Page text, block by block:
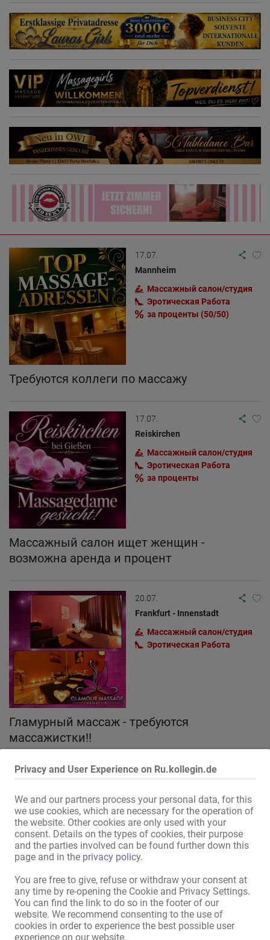
Privacy and User Experience on Ru.kollegin.de
We and our partners process your personal data, for this
we use cookies, which are necessary for the operation of
the website. Other cookies are only used with your
consent. Details on the types of cookies, their purpose
and the parties involved can be found further down this
page and in the privacy policy.
You are free to give, refuse or withdraw your consent at
any time by re-opening the Cookie and Privacy Settings.
You can find the link to do so in the footer of our
website. We recommend consenting to the use of
cookies in order to experience the best possible user
experience on our website.
17.07.
Mannheim
Массажный салон/студия
Эротическая Pабота
за проценты (50/50)
Требуются коллеги по массажу
17.07.
Reiskirchen
Массажный салон/студия
Эротическая Pабота
за проценты
Массажный салон ищет женщин -
возможна аренда и процент
20.07.
Frankfurt - Innenstadt
Массажный салон/студия
Эротическая Pабота
Гламурный массаж - требуются
массажистки!!
17.07.
Массажный салон/студия
Эротическая Pабота
за проценты
Студия Эдем ищет массажисток (без
орального секса)